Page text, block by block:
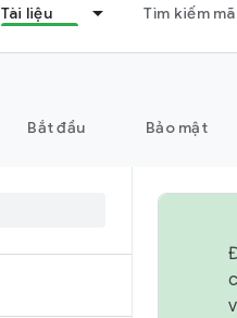
Tài liệu Tìm kiếm
Bắt đầu Bảo mật